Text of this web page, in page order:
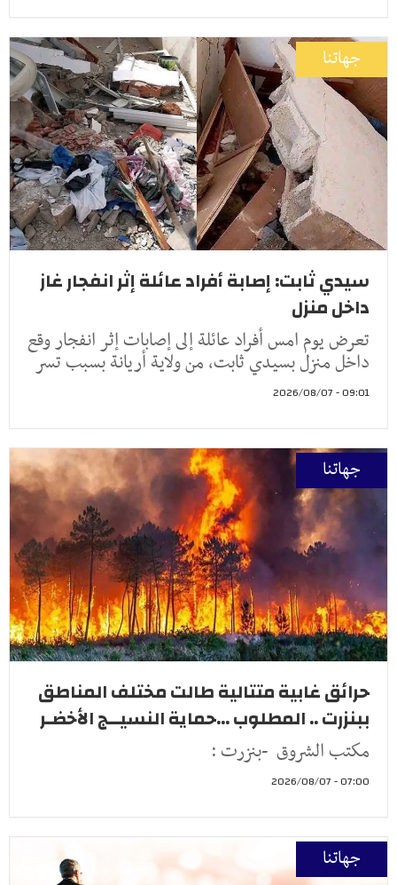
جهاتنا
سيدي ثابت: إصابة أفراد عائلة إثر انفجار غاز
داخل منزل
تعرض يوم امس أفراد عائلة إلى إصابات إثر انفجار وقع
داخل منزل بسيدي ثابت، من ولاية أريانة بسبب تسر
09:01 - 2026/08/07
جهاتنا
حرائق غابية متتالية طالت مختلف المناطق
ببنزرت .. المطلوب ...حماية النسيــج الأخضـر
مكتب الشروق -بنزرت :
07:00 - 2026/08/07
جهاتنا